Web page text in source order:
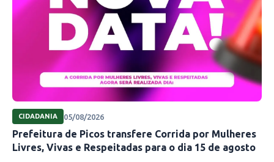
CIDADANIA 05/08/2026
Prefeitura de Picos transfere Corrida por Mulheres
Livres, Vivas e Respeitadas para o dia 15 de agosto